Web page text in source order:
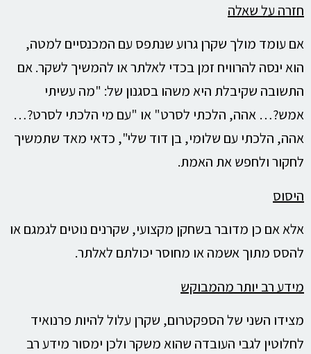
חזרה על שאלה
אם עומד מולך שקרן גרוע שנתפס עם המכנסיים למטה,
הוא ינסה להרוויח זמן בכדי לאלתר או להמשיך לשקר. אם
התשובה שקיבלת היא משהו בסגנון של: "מה עשיתי
אמש?… אהה, הלכתי לסרט" או "עם מי הלכתי לסרט?…
אהה, הלכתי עם שלומי, בן דוד שלי", כדאי מאד שתמשיך
לחקור ולחפש את האמת.
היסוס
אלא אם כן מדובר בשחקן מקצועי, שקרנים נוטים לגמגם או
להסס מתוך אשמה או מחוסר יכולתם לאלתר.
מידע רב יותר מהמבוקש
מצידו השני של הספקטרום, שקרן עלול להיות פרנואיד
לחלוטין לגבי העובדה שהוא משקר ולכן ימסור מידע רב